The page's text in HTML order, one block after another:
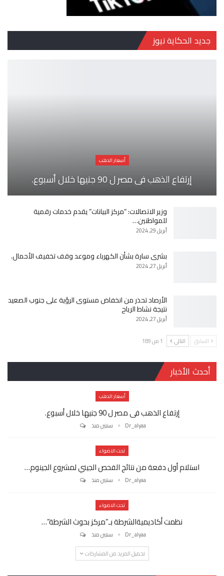
جديد الحكاية نيوز
أسعار الدهب
إرتفاع الذهب فى مصر ل 90 جنيها خلال أسبوع.
وزير الاتصالات: “مركز البيانات” يقدم خدمات رقمية
للمواطنين…
أبريل 29, 2024
بشرى سارة بشأن الكهرباء وموعد وقف تخفيف الأحمال.
أبريل 27, 2024
الأرصاد تحذر من انخفاض مستوى الرؤية على جنوب الصعيد
نتيجة نشاط الرياح
أبريل 27, 2024
السابق التالي 1 من 189
أحدث الأخبار
أسعار الدهب
إرتفاع الذهب فى مصر ل 90 جنيها خلال أسبوع.
Dr_alyaa سنتين منذ
تحت الاضواء
استلام أول دفعة من نتائج الفحص الجيني لمشروع الجينوم…
Dr_alyaa سنتين منذ
تحت الاضواء
نظمت أكاديميةالشرطة بـ”مركز بحوث الشرطة”…
Dr_alyaa
سنتين منذ
تحميل المزيد من المشاركات